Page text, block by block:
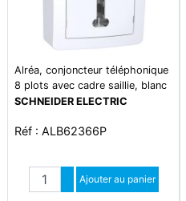
Alréa, conjoncteur téléphonique
8 plots avec cadre saillie, blanc
polaire
SCHNEIDER ELECTRIC
Réf : ALB62366P
Quantité
Augmenter quantité
Diminuer quantité
Ajouter au panier